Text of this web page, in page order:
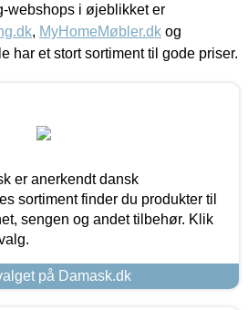
webshops i øjeblikket er
, MyHomeMøbler.dk og
har et stort sortiment til gode priser.
er anerkendt dansk
sortiment finder du produkter til
sengen og andet tilbehør. Klik
på Damask.dk